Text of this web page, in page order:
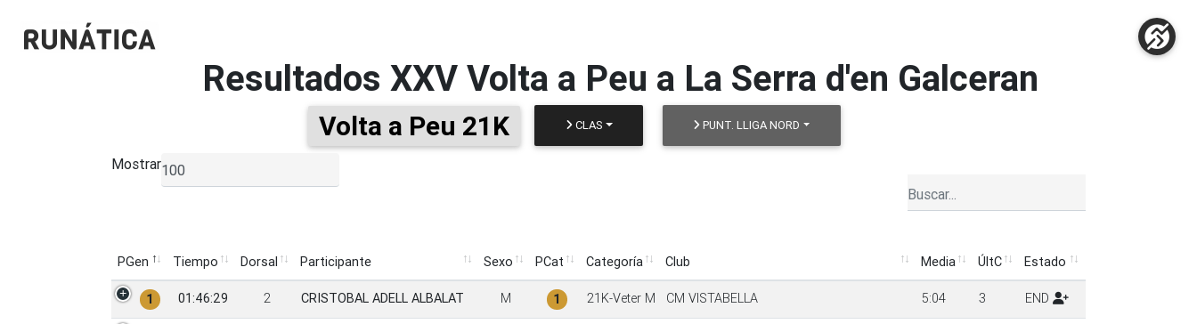
Resultados XXV Volta a Peu a La Serra d'en Galceran
Volta a Peu 21K CLAS PUNT. LLIGA NORD
Mostrar
PGen Tiempo Dorsal Participante Sexo PCat Categoría Club Media ÚltC
Estado
PGen
Tiempo Dorsal Participante Sexo PCat Categoría Club Media ÚltC Estado
1 01:46:29 2 CRISTOBAL ADELL ALBALAT M 1 21K-Veter M CM VISTABELLA 5:04 3 END